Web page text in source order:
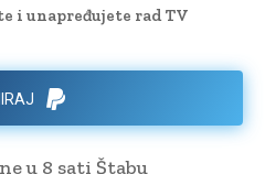
i unapređujete rad TV
u 8 sati Štabu